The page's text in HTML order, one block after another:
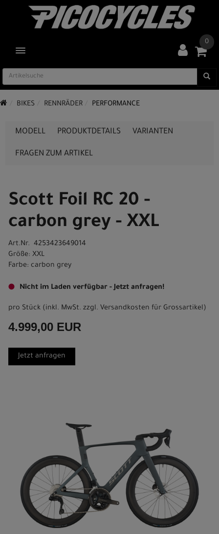
TOGGLE NAVIGATION
0
BIKES RENNRÄDER PERFORMANCE
MODELL PRODUKTDETAILS VARIANTEN
FRAGEN ZUM ARTIKEL
Scott Foil RC 20 -
carbon grey - XXL
Art.Nr. 4253423649014
Größe: XXL
Farbe: carbon grey
Nicht im Laden verfügbar - Jetzt anfragen!
pro Stück (inkl. MwSt. zzgl. Versandkosten für Grossartikel)
4.999,00 EUR
Jetzt anfragen